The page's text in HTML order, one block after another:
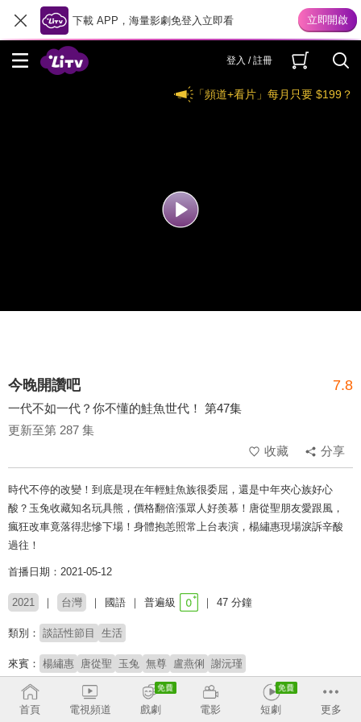
下載 APP，海量影劇免登入立即看
登入 / 註冊
「頻道+看片」每月只要 $199？
今晚開讚吧 7.8
一代不如一代？你不懂的鮭魚世代！ 第47集
更新至第 287 集
收藏
分享
時代不停的改變！到底是現在年輕鮭魚族很委屈，還是中年夾心族好心
酸？玉兔收藏知名玩具熊，價格翻倍漲眾人好羨慕！唐從聖朋友愛跟風，
瘋狂改車竟落得悲慘下場！身體抱恙照常上台表演，楊繡惠現場淚訴辛酸
過往！
首播日期：2021-05-12
2021 台灣 國語 普遍級 47 分鐘
類別： 談話性節目 生活
來賓： 楊繡惠 唐從聖 玉兔 無尊 盧燕俐 謝沅瑾
主持：
羅時豐
首頁
電視頻道 戲劇 電影 短劇 更多